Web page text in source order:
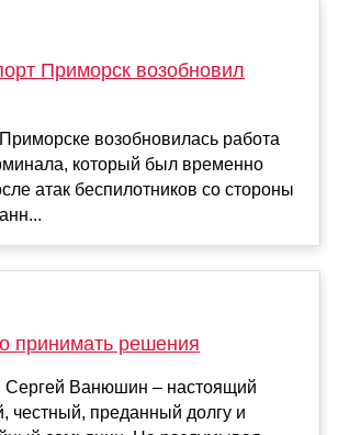
Приморск возобновил
возобновилась работа
который был временно
атак беспилотников со стороны
принимать решения
Сергей Ванюшин – настоящий
честный, преданный долгу и